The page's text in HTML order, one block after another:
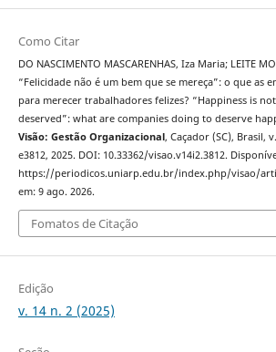
Como Citar
DO NASCIMENTO MASCARENHAS, Iza Maria; LEITE
“Felicidade não é um bem que se mereça”: o que as
para merecer trabalhadores felizes? “Happiness is
deserved”: what are companies doing to deserve
Visão: Gestão Organizacional, Caçador (SC), Brasil,
e3812, 2025. DOI: 10.33362/visao.v14i2.3812.
https://periodicos.uniarp.edu.br/index.php/visao/
em: 9 ago. 2026.
Fomatos de Citação
Edição
v. 14 n. 2 (2025)